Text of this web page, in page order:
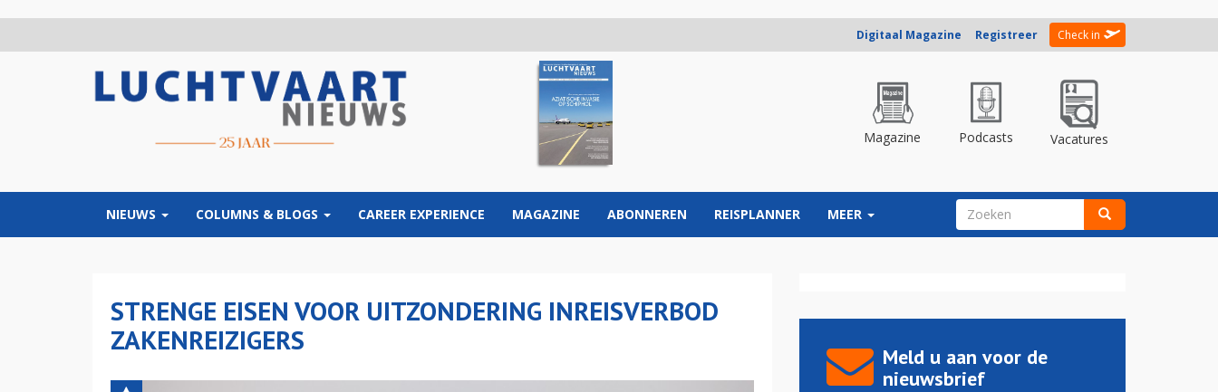
Digitaal Magazine Registreer Check in
Magazine Podcasts Vacatures
NIEUWS COLUMNS & BLOGS CAREER EXPERIENCE MAGAZINE ABONNEREN REISPLANNER MEER ZOEKVELD
STRENGE EISEN VOOR UITZONDERING INREISVERBOD
ZAKENREIZIGERS
Meld u aan voor de
nieuwsbrief